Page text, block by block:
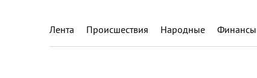
Лента Происшествия Народные Финансы